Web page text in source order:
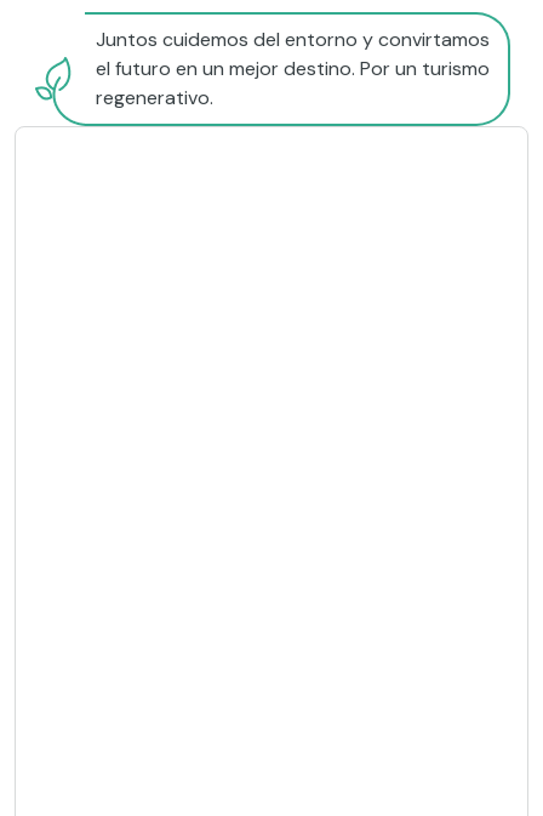
Juntos cuidemos del entorno y convirtamos
el futuro en un mejor destino. Por un turismo
regenerativo.